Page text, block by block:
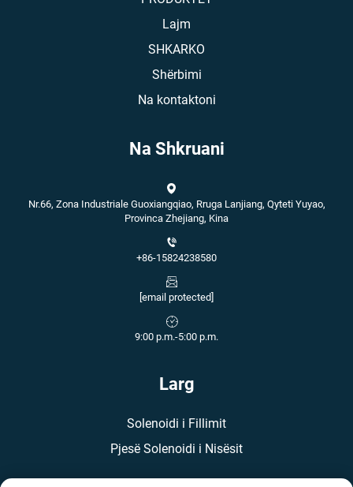
Lajm
SHKARKO
Shërbimi
Na kontaktoni
Na Shkruani
Nr.66, Zona Industriale Guoxiangqiao, Rruga Lanjiang, Qyteti Yuyao,
Provinca Zhejiang, Kina
+86-15824238580
[email protected]
9:00 p.m.-5:00 p.m.
Larg
Solenoidi i Fillimit
Pjesë Solenoidi i Nisësit